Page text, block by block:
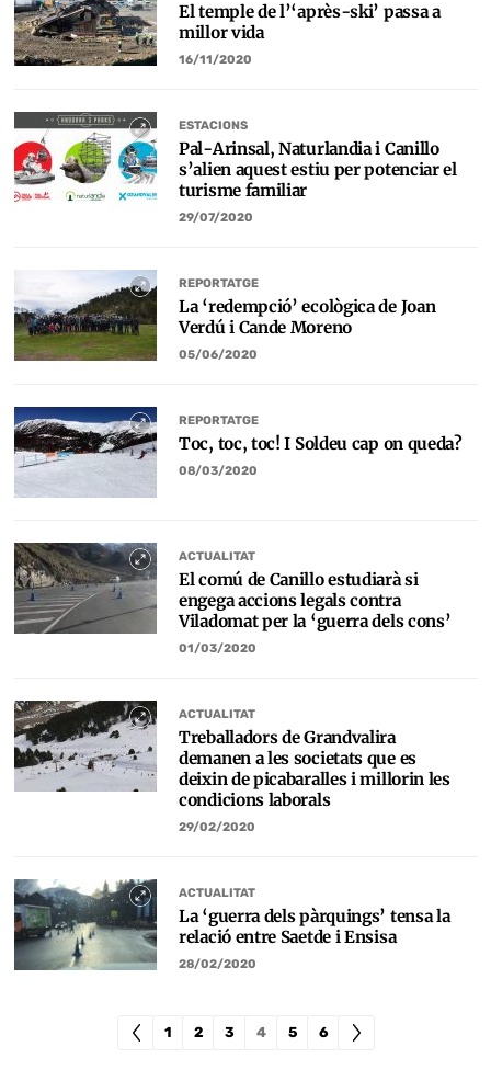
El temple de l’‘après-ski’ passa a
millor vida
16/11/2020
ESTACIONS
Pal-Arinsal, Naturlandia i Canillo
s’alien aquest estiu per potenciar el
turisme familiar
29/07/2020
REPORTATGE
La ‘redempció’ ecològica de Joan
Verdú i Cande Moreno
05/06/2020
REPORTATGE
Toc, toc, toc! I Soldeu cap on queda?
08/03/2020
ACTUALITAT
El comú de Canillo estudiarà si
engega accions legals contra
Viladomat per la ‘guerra dels cons’
01/03/2020
ACTUALITAT
Treballadors de Grandvalira
demanen a les societats que es
deixin de picabaralles i millorin les
condicions laborals
29/02/2020
ACTUALITAT
La ‘guerra dels pàrquings’ tensa la
relació entre Saetde i Ensisa
28/02/2020
1 2 3 4 5 6